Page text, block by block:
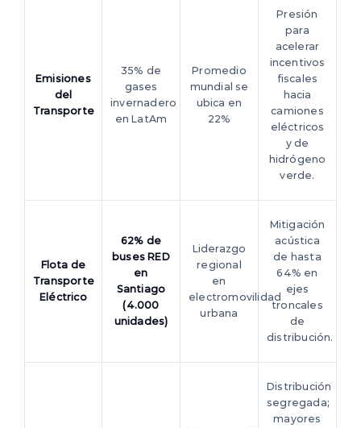
Emisiones
del
Transporte
35% de
gases
invernadero
en LatAm
Promedio
mundial se
ubica en
22%
Presión
para
acelerar
incentivos
fiscales
hacia
camiones
eléctricos
y de
hidrógeno
verde.
Flota de
Transporte
Eléctrico
62% de
buses RED
en
Santiago
(4.000
unidades)
Liderazgo
regional
en
electromovilidad
urbana
Mitigación
acústica
de hasta
64% en
ejes
troncales
de
distribución.
Distribución
segregada;
mayores